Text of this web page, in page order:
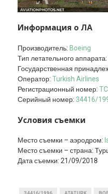
Информация о ЛА
Производитель: Boeing
Тип летательного аппарата:
Государственная
Оператор: Turkish Airlines
Регистрационный номер:
Серийный номер: 34416/
Условия съемки
Место съемки – аэродром:
Место съемки – страна:
Дата съемки: 21/09/2018